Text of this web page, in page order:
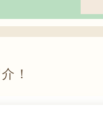
！